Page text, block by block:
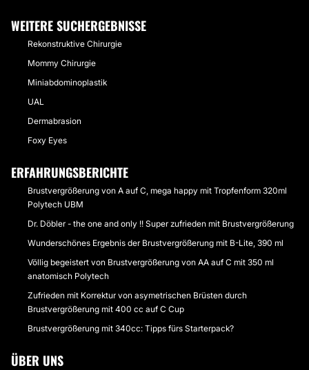
WEITERE SUCHERGEBNISSE
Rekonstruktive Chirurgie
Mommy Chirurgie
Miniabdominoplastik
UAL
Dermabrasion
Foxy Eyes
ERFAHRUNGSBERICHTE
Brustvergrößerung von A auf C, mega happy mit Tropfenform 320ml
Polytech UBM
Dr. Döbler - the one and only !! Super zufrieden mit Brustvergrößerung
Wunderschönes Ergebnis der Brustvergrößerung mit B-Lite, 390 ml
Völlig begeistert von Brustvergrößerung von AA auf C mit 350 ml
anatomisch Polytech
Zufrieden mit Korrektur von asymetrischen Brüsten durch
Brustvergrößerung mit 400 cc auf C Cup
Brustvergrößerung mit 340cc: Tipps fürs Starterpack?
ÜBER UNS